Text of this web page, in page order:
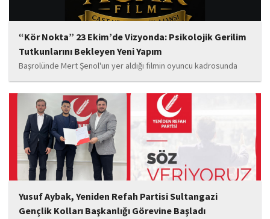
“Kör Nokta” 23 Ekim’de Vizyonda: Psikolojik Gerilim
Tutkunlarını Bekleyen Yeni Yapım
Başrolünde Mert Şenol'un yer aldığı filmin oyuncu kadrosunda
Esma Kıyanç, Ayşe Aktaş, Berna Kıyanç, Gökay Alpaslan Şahin,
Sema Yaldıran, Sıla Altıntaş, İsmail Akkoç, Celal Acar ve çocuk
oyuncu Görkem Akyol...
Yusuf Aybak, Yeniden Refah Partisi Sultangazi
Gençlik Kolları Başkanlığı Görevine Başladı